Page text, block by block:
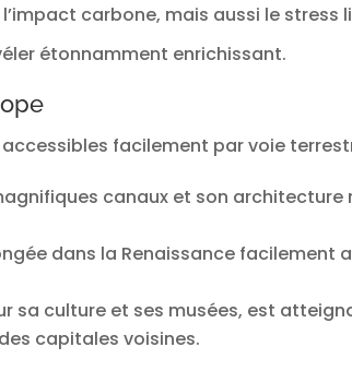
carbone, mais aussi le stress
étonnamment enrichissant.
facilement par voie
canaux et son
dans la Renaissance facilement
sa culture et ses musées, est
capitales voisines.